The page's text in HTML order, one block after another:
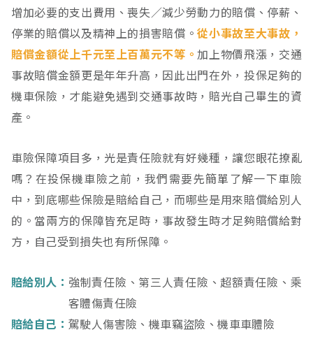
增加必要的支出費用、喪失／減少勞動力的賠償、停薪、
停業的賠償以及精神上的損害賠償。從小事故至大事故，
賠償金額從上千元至上百萬元不等。加上物價飛漲，交通
事故賠償金額更是年年升高，因此出門在外，投保足夠的
機車保險，才能避免遇到交通事故時，賠光自己畢生的資
產。
車險保障項目多，光是責任險就有好幾種，讓您眼花撩亂
嗎？在投保機車險之前，我們需要先簡單了解一下車險
中，到底哪些保險是賠給自己，而哪些是用來賠償給別人
的。當兩方的保障皆充足時，事故發生時才足夠賠償給對
方，自己受到損失也有所保障。
賠給別人： 強制責任險、第三人責任險、超額責任險、乘
客體傷責任險
賠給自己： 駕駛人傷害險、機車竊盜險、機車車體險